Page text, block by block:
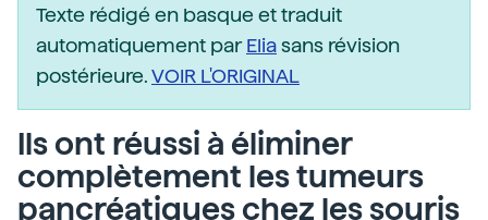
Texte rédigé en basque et traduit
automatiquement parEliasans révision
postérieure.VOIR L'ORIGINAL
Ils ont réussi à éliminer
complètement les tumeurs
pancréatiques chez les souris